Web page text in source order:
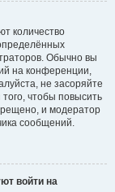
количество
Обычно вы
на конференции,
не засоряйте
чтобы повысить
и модератор
сообщений.
войти на